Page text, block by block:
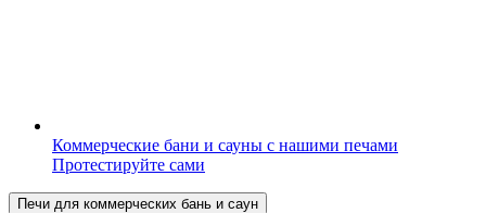
Коммерческие бани и сауны с нашими печами
Протестируйте сами
Печи для коммерческих бань и саун